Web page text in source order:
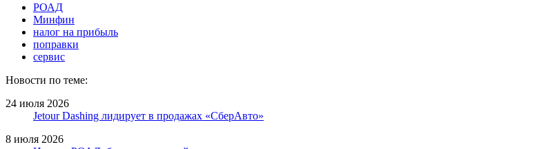
РОАД
Минфин
налог на прибыль
поправки
сервис
Новости по теме:
24 июля 2026
Jetour Dashing лидирует в продажах «СберАвто»
8 июля 2026